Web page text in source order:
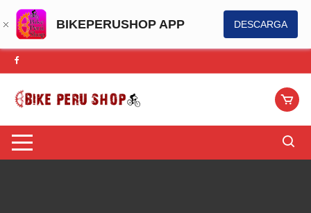
BIKEPERUSHOP APP DESCARGA
Saltar
al
contenido